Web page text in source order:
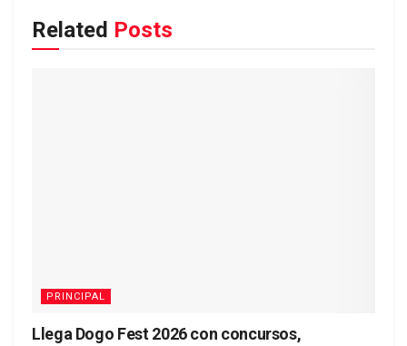
Related Posts
PRINCIPAL
Llega Dogo Fest 2026 con concursos,